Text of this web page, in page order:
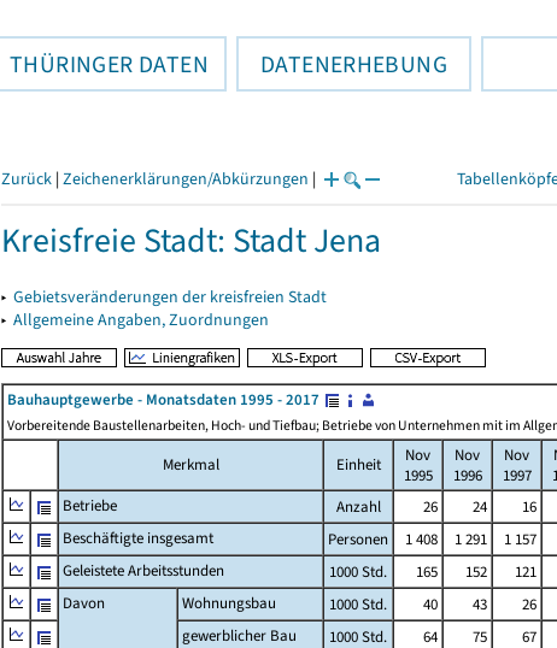
THÜRINGER DATEN DATENERHEBUNG
Zurück | Zeichenerklärungen/Abkürzungen |
Kreisfreie Stadt: Stadt Jena
▸ Gebietsveränderungen der kreisfreien Stadt
▸ Allgemeine Angaben, Zuordnungen
Bauhauptgewerbe - Monatsdaten 1995 - 2017
Vorbereitende Baustellenarbeiten, Hoch- und Tiefbau; Betriebe von Unternehmen mit im
Merkmal Einheit
Nov
1995
Nov
1996
Nov
1997
Betriebe
Anzahl 26 24 16
Beschäftigte insgesamt
Personen 1 408 1 291 1 157
Geleistete Arbeitsstunden
1000 Std. 165 152 121
Davon
Wohnungsbau 1000 Std. 40 43 26
gewerblicher Bau
1000 Std. 64 75 67